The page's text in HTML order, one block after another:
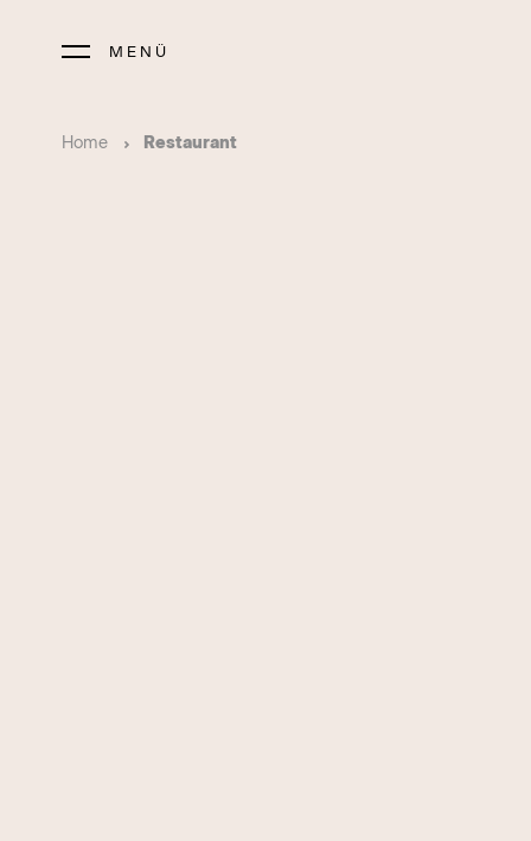
MENÜ
Home Restaurant